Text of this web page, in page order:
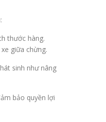
thước hàng.
giữa chừng.
sinh như nâng
bảo quyền lợi